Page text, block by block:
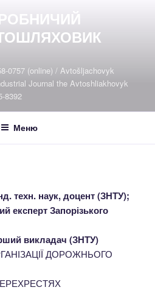
0757 (online) / Avtošljachovyk
Journal the Avtoshliakhovyk
8392
Меню
техн. наук, доцент (ЗНТУ);
експерт Запорізького
викладач (ЗНТУ)
ДОРОЖНЬОГО